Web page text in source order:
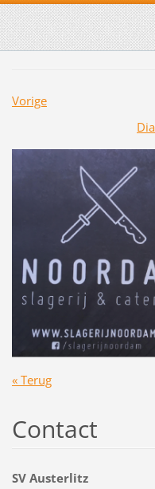
Vorige
« Terug
Contact
SV Austerlitz